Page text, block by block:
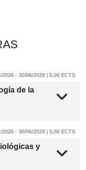
de la
2026 - 30/06/2028 | 5,00 ECTS
y
2026 - 30/06/2028 | 5,00 ECTS